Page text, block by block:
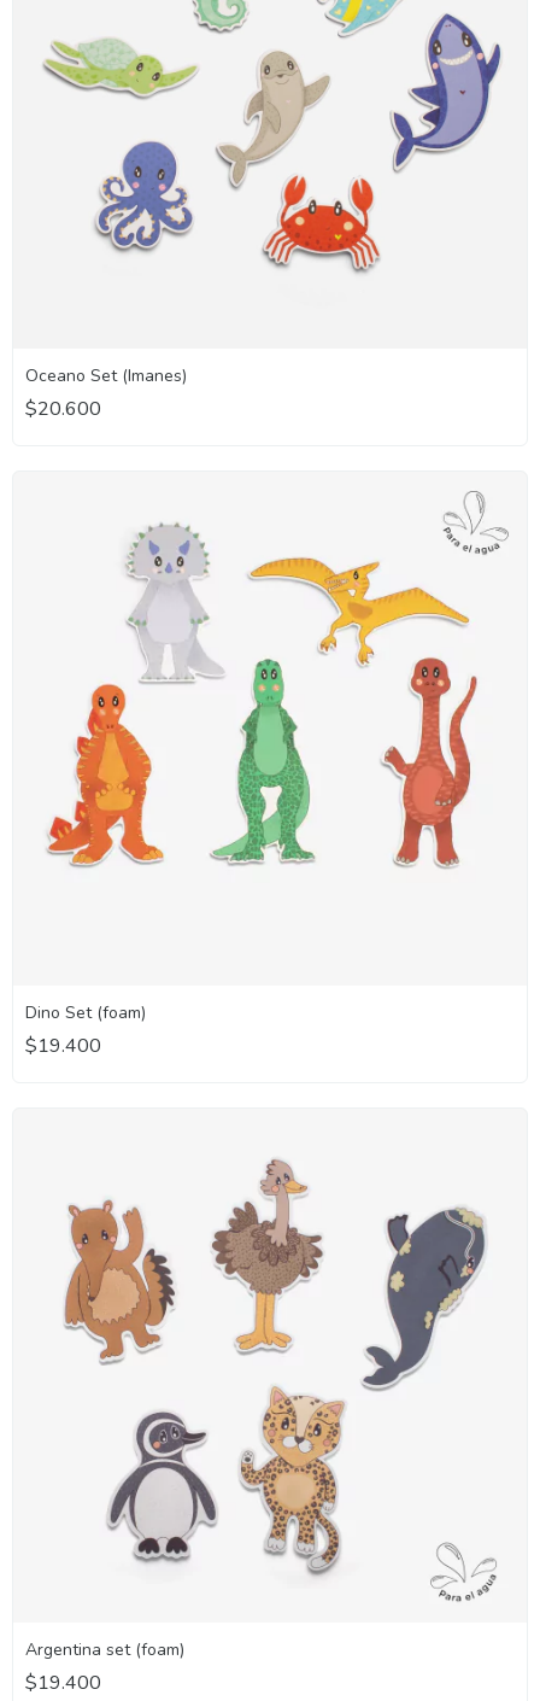
Oceano Set (Imanes)
$20.600
Dino Set (foam)
$19.400
Argentina set (foam)
$19.400